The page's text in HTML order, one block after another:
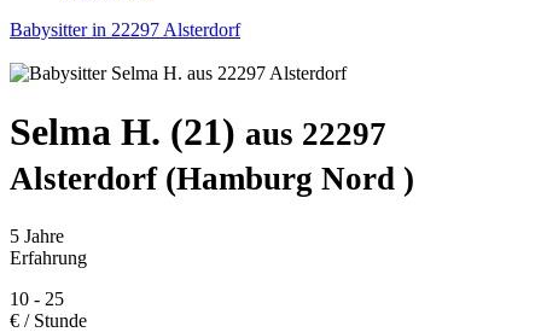
Babysitter in 22297 Alsterdorf
Selma H. (21) aus 22297
Alsterdorf (Hamburg Nord )
5 Jahre
Erfahrung
10 - 25
€ / Stunde